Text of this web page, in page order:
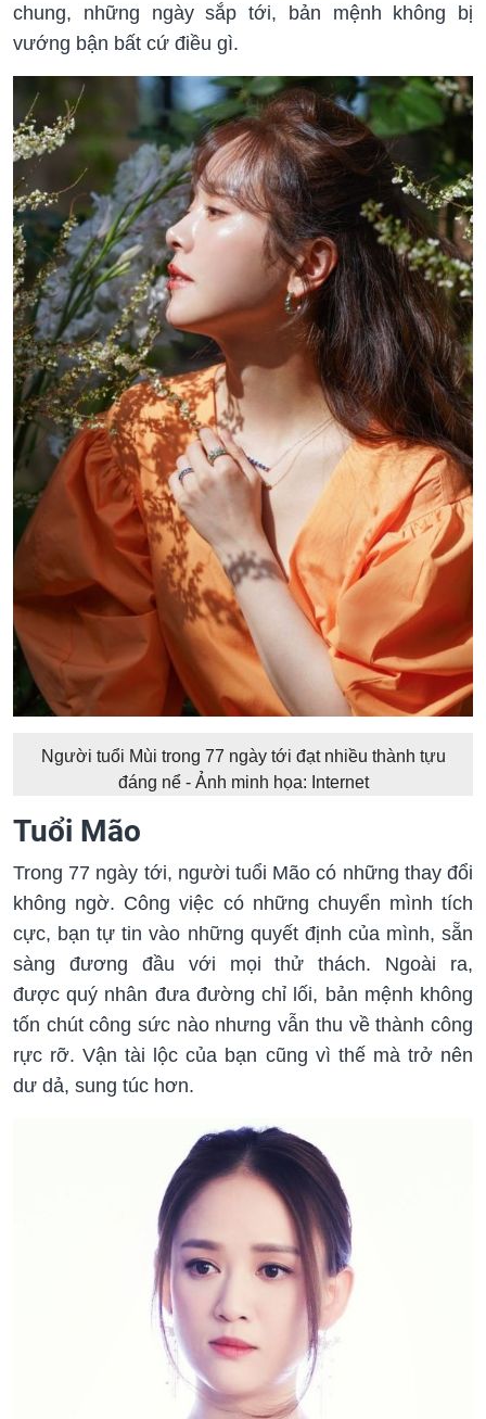
chung, những ngày sắp tới, bản mệnh không bị
vướng bận bất cứ điều gì.
Người tuổi Mùi trong 77 ngày tới đạt nhiều thành tựu
đáng nể - Ảnh minh họa: Internet
Tuổi Mão
Trong 77 ngày tới, người tuổi Mão có những thay đổi
không ngờ. Công việc có những chuyển mình tích
cực, bạn tự tin vào những quyết định của mình, sẵn
sàng đương đầu với mọi thử thách. Ngoài ra,
được quý nhân đưa đường chỉ lối, bản mệnh không
tốn chút công sức nào nhưng vẫn thu về thành công
rực rỡ. Vận tài lộc của bạn cũng vì thế mà trở nên
dư dả, sung túc hơn.